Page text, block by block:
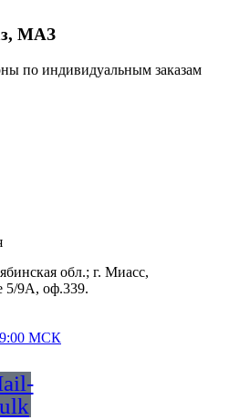
МАЗ
по индивидуальным заказам
обл.; г. Миасс,
5/9А, оф.339.
МСК